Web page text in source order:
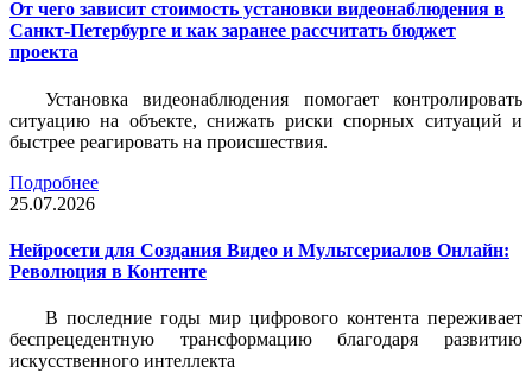
От чего зависит стоимость установки видеонаблюдения в
Санкт-Петербурге и как заранее рассчитать бюджет
проекта
Установка видеонаблюдения помогает контролировать
ситуацию на объекте, снижать риски спорных ситуаций и
быстрее реагировать на происшествия.
Подробнее
25.07.2026
Нейросети для Создания Видео и Мультсериалов Онлайн:
Революция в Контенте
В последние годы мир цифрового контента переживает
беспрецедентную трансформацию благодаря развитию
искусственного интеллекта